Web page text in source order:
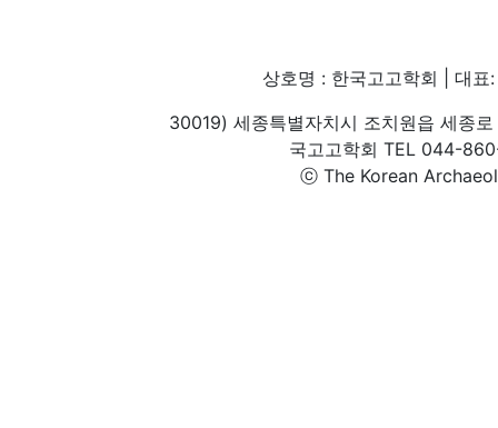
상호명 : 한국고고학회 | 대
30019) 세종특별자치시 조치원읍 세종
국고고학회 TEL 044-
ⓒ The Korean